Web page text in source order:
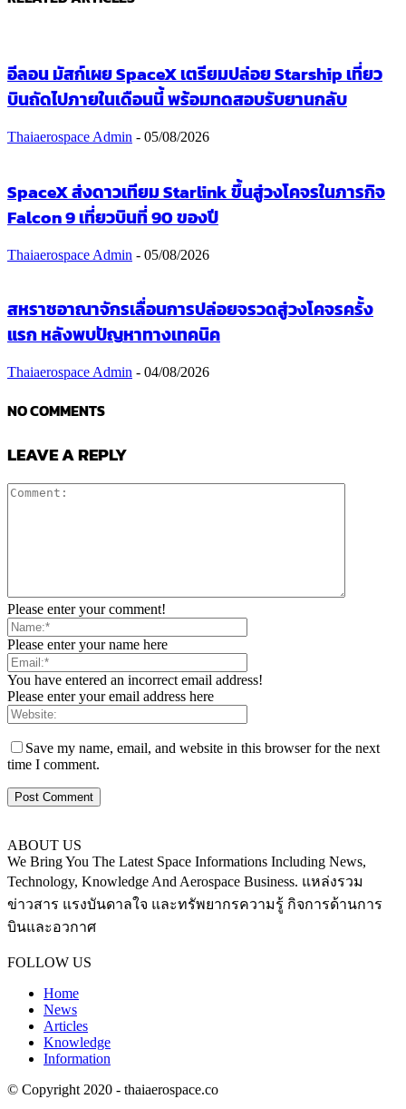
อีลอน มัสก์เผย SpaceX เตรียมปล่อย Starship เที่ยว
บินถัดไปภายในเดือนนี้ พร้อมทดสอบรับยานกลับ
Thaiaerospace Admin - 05/08/2026
SpaceX ส่งดาวเทียม Starlink ขึ้นสู่วงโคจรในภารกิจ
Falcon 9 เที่ยวบินที่ 90 ของปี
Thaiaerospace Admin - 05/08/2026
สหราชอาณาจักรเลื่อนการปล่อยจรวดสู่วงโคจรครั้ง
แรก หลังพบปัญหาทางเทคนิค
Thaiaerospace Admin - 04/08/2026
NO COMMENTS
LEAVE A REPLY
Please enter your comment!
Please enter your name here
You have entered an incorrect email address!
Please enter your email address here
Save my name, email, and website in this browser for the next
time I comment.
ABOUT US
We Bring You The Latest Space Informations Including News,
Technology, Knowledge And Aerospace Business. แหล่งรวม
ข่าวสาร แรงบันดาลใจ และทรัพยากรความรู้ กิจการด้านการ
บินและอวกาศ
FOLLOW US
Home
News
Articles
Knowledge
Information
© Copyright 2020 - thaiaerospace.co